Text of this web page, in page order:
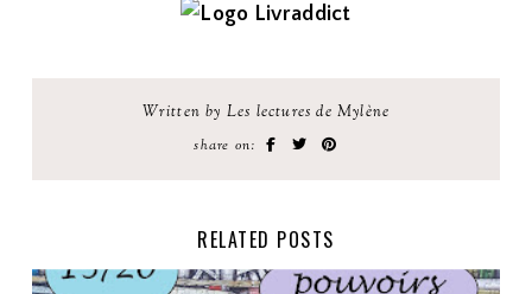
Written by Les lectures de Mylène
share on:
RELATED POSTS